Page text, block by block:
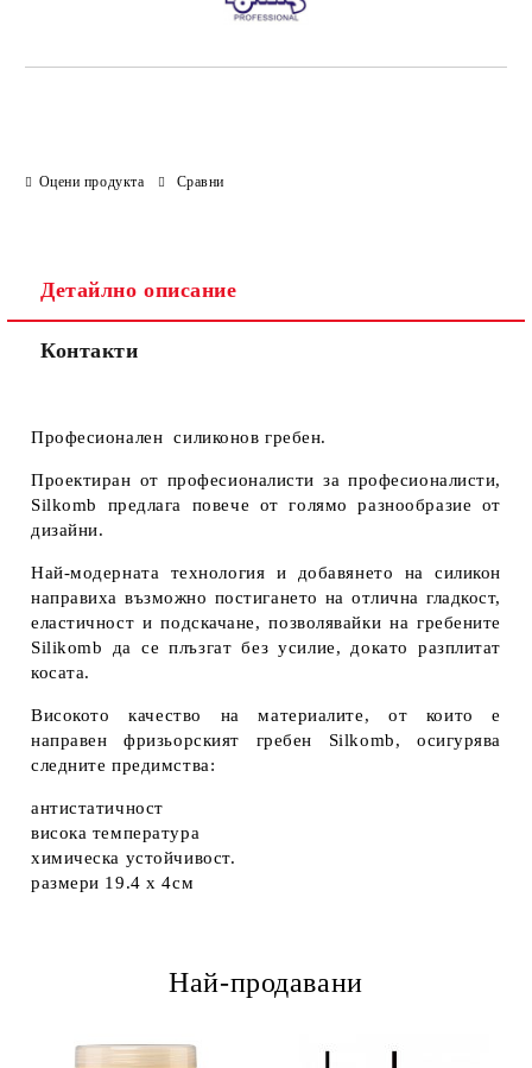
Оцени продукта Сравни
Детайлно описание
Контакти
Професионален силиконов гребен.
Проектиран от професионалисти за професионалисти,
Silkomb предлага повече от голямо разнообразие от
дизайни.
Най-модерната технология и добавянето на силикон
направиха възможно постигането на отлична гладкост,
еластичност и подскачане, позволявайки на гребените
Silikomb да се плъзгат без усилие, докато разплитат
косата.
Високото качество на материалите, от които е
направен фризьорският гребен Silkomb, осигурява
следните предимства:
антистатичност
висока температура
химическа устойчивост.
размери 19.4 x 4см
Най-продавани